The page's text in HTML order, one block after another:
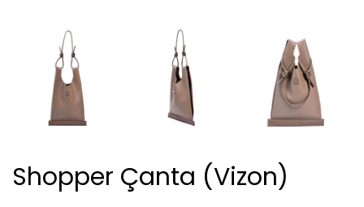
Shopper Çanta (Vizon)